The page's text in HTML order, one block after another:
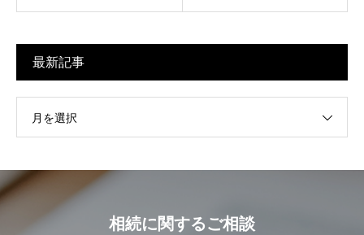
最新記事
月を選択
相続に関するご相談